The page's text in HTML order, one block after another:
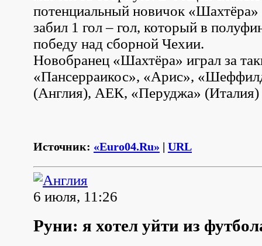
потенциальный новичок
забил 1 гол – гол, который в
победу над сборной Чехии.
Новобранец «Шахтёра» играл за
«Пансерраикос», «Арис»,
(Англия), АЕК, «Перуджа»
Источник: «Euro04.Ru» | URL
6 июля, 11:26
Руни: я хотел уйти из